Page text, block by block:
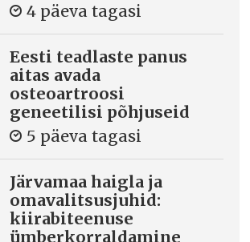
4 päeva tagasi
Eesti teadlaste panus
aitas avada
osteoartroosi
geneetilisi põhjuseid
5 päeva tagasi
Järvamaa haigla ja
omavalitsusjuhid:
kiirabiteenuse
ümberkorraldamine